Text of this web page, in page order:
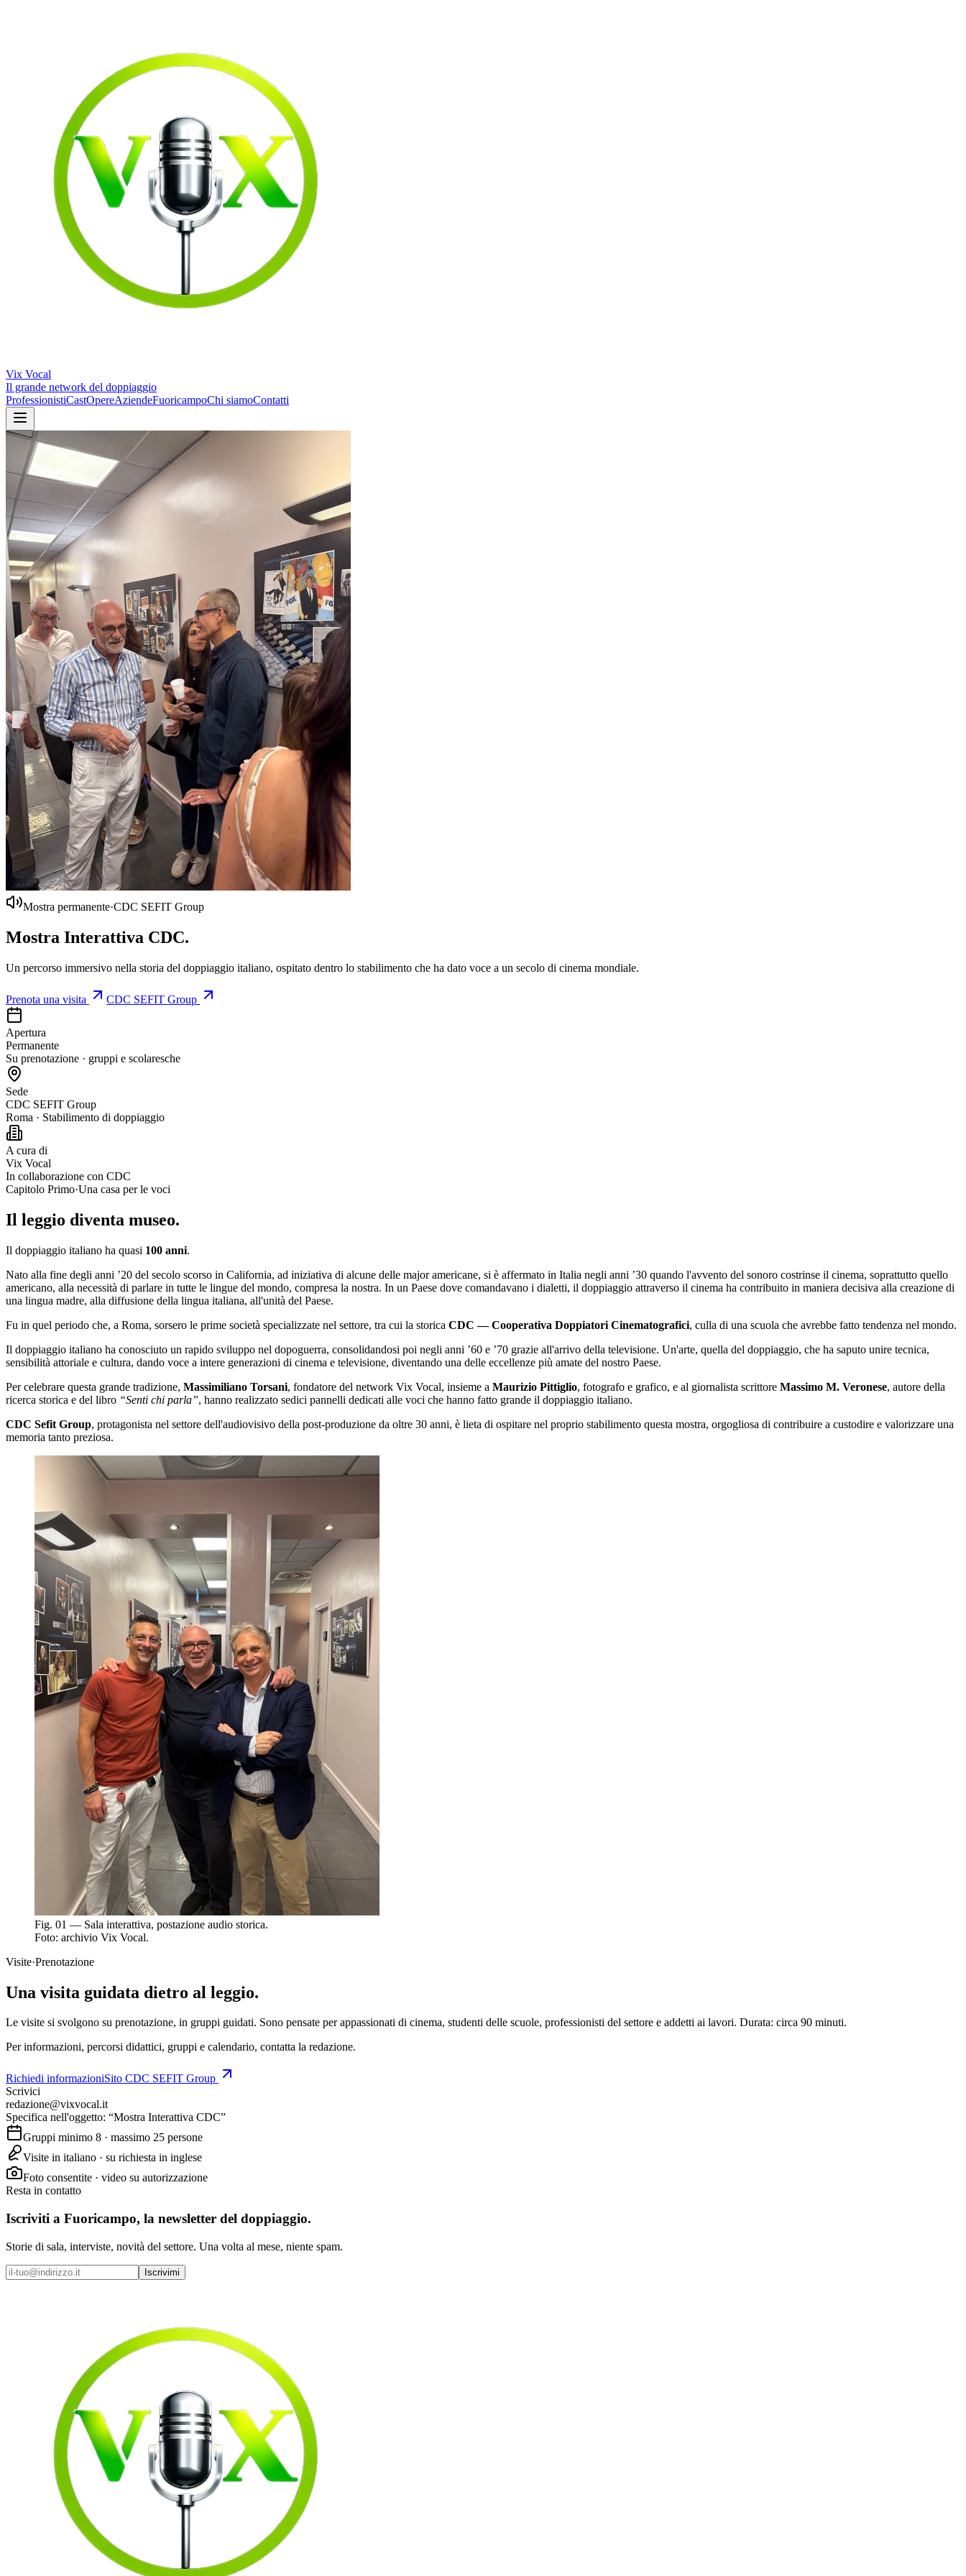
Vix Vocal
Il grande network del doppiaggio
ProfessionistiCastOpereAziendeFuoricampoChi siamoContatti
Mostra permanente·CDC SEFIT Group
Mostra Interattiva CDC.
Un percorso immersivo nella storia del doppiaggio italiano, ospitato dentro lo stabilimento che ha dato voce a un secolo di cinema mondiale.
Prenota una visita CDC SEFIT Group
Apertura
Permanente
Su prenotazione · gruppi e scolaresche
Sede
CDC SEFIT Group
Roma · Stabilimento di doppiaggio
A cura di
Vix Vocal
In collaborazione con CDC
Capitolo Primo·Una casa per le voci
Il leggio diventa museo.
Il doppiaggio italiano ha quasi 100 anni.
Nato alla fine degli anni ’20 del secolo scorso in California, ad iniziativa di alcune delle major americane, si è affermato in Italia negli anni ’30 quando l'avvento del sonoro costrinse il cinema, soprattutto quello
americano, alla necessità di parlare in tutte le lingue del mondo, compresa la nostra. In un Paese dove comandavano i dialetti, il doppiaggio attraverso il cinema ha contribuito in maniera decisiva alla creazione di
una lingua madre, alla diffusione della lingua italiana, all'unità del Paese.
Fu in quel periodo che, a Roma, sorsero le prime società specializzate nel settore, tra cui la storica CDC — Cooperativa Doppiatori Cinematografici, culla di una scuola che avrebbe fatto tendenza nel mondo.
Il doppiaggio italiano ha conosciuto un rapido sviluppo nel dopoguerra, consolidandosi poi negli anni ’60 e ’70 grazie all'arrivo della televisione. Un'arte, quella del doppiaggio, che ha saputo unire tecnica,
sensibilità attoriale e cultura, dando voce a intere generazioni di cinema e televisione, diventando una delle eccellenze più amate del nostro Paese.
Per celebrare questa grande tradizione, Massimiliano Torsani, fondatore del network Vix Vocal, insieme a Maurizio Pittiglio, fotografo e grafico, e al giornalista scrittore Massimo M. Veronese, autore della
ricerca storica e del libro “Senti chi parla”, hanno realizzato sedici pannelli dedicati alle voci che hanno fatto grande il doppiaggio italiano.
CDC Sefit Group, protagonista nel settore dell'audiovisivo della post-produzione da oltre 30 anni, è lieta di ospitare nel proprio stabilimento questa mostra, orgogliosa di contribuire a custodire e valorizzare una
memoria tanto preziosa.
Fig. 01 — Sala interattiva, postazione audio storica.
Foto: archivio Vix Vocal.
Visite·Prenotazione
Una visita guidata dietro al leggio.
Le visite si svolgono su prenotazione, in gruppi guidati. Sono pensate per appassionati di cinema, studenti delle scuole, professionisti del settore e addetti ai lavori. Durata: circa 90 minuti.
Per informazioni, percorsi didattici, gruppi e calendario, contatta la redazione.
Richiedi informazioniSito CDC SEFIT Group
Scrivici
redazione@vixvocal.it
Specifica nell'oggetto: “Mostra Interattiva CDC”
Gruppi minimo 8 · massimo 25 persone
Visite in italiano · su richiesta in inglese
Foto consentite · video su autorizzazione
Resta in contatto
Iscriviti a Fuoricampo, la newsletter del doppiaggio.
Storie di sala, interviste, novità del settore. Una volta al mese, niente spam.
Iscrivimi